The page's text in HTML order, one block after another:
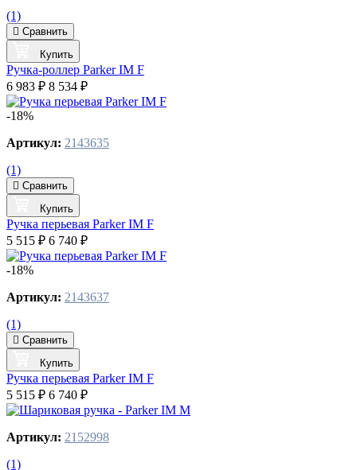
(1)
Сравнить
Купить
Ручка-роллер Parker IM F
6 983 ₽ 8 534 ₽
-18%
Артикул: 2143635
(1)
Сравнить
Купить
Ручка перьевая Parker IM F
5 515 ₽ 6 740 ₽
-18%
Артикул: 2143637
(1)
Сравнить
Купить
Ручка перьевая Parker IM F
5 515 ₽ 6 740 ₽
Артикул: 2152998
(1)